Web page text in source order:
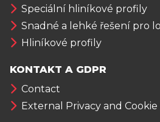
Speciální hliníkové profily
Snadné a lehké řešení pro
Hliníkové profily
KONTAKT A GDPR
Contact
External Privacy and Cookie